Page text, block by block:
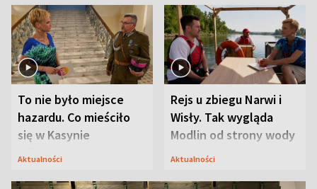
To nie było miejsce
hazardu. Co mieściło
się w Kasynie
Oficerskim?
Aktualności
Rejs u zbiegu Narwi i
Wisły. Tak wygląda
Modlin od strony wody
Aktualności